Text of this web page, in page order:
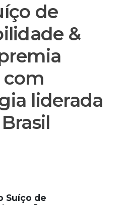
de
&
com
liderada
Suíço de